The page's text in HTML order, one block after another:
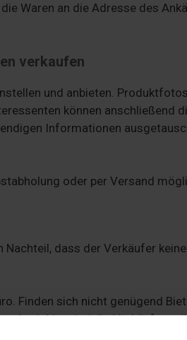
Waren an die Adresse des
verkaufen
und anbieten.
können anschließend
Informationen
oder per Versand
dass der Verkäufer
Finden sich nicht genügend
Auch hier sind die Verkäufer